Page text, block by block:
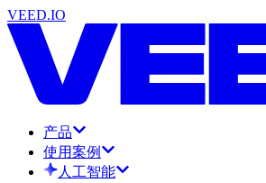
VEED.IO
产品
使用案例
人工智能